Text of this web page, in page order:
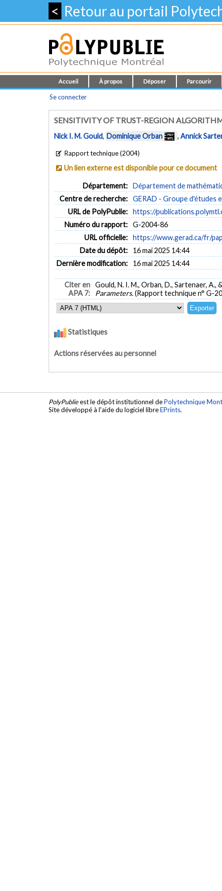
< Retour au portail
Accueil À propos Déposer Parcourir
Se connecter
SENSITIVITY OF TRUST-REGION
Nick I. M. Gould, Dominique Orban ,Annick
Rapport technique (2004)
Un lien externe est disponible pour ce document
Département: Département de
Centre de recherche: GERAD - Groupe d'études
URL de PolyPublie: https://
Numéro du rapport: G-2004-86
URL officielle: https://www.gerad.ca/fr/
Date du dépôt:
16 mai 2025 14:44
Dernière modification:
16 mai 2025 14:44
Citer en
APA 7:
Gould, N. I. M., Orban, D., Sartenaer, A.,
Parameters.(Rapport technique n° G-
Statistiques
Actions réservées au personnel
PolyPublieest le dépôt institutionnel dePolytechnique
Site développé à l'aide du logiciel libreEPrints.